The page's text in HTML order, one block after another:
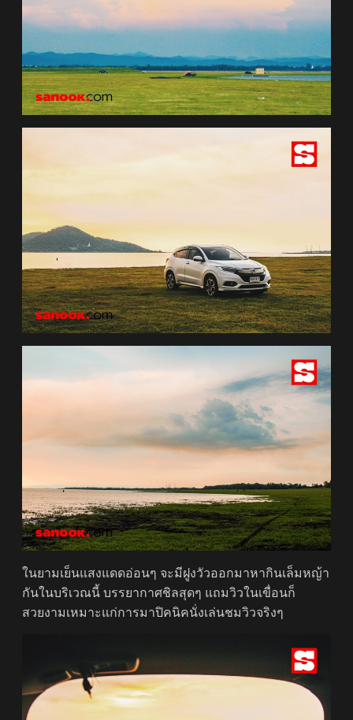
ในยามเย็นแสงแดดอ่อนๆ จะมีฝูงวัวออกมาหากินเล็มหญ้า
กันในบริเวณนี้ บรรยากาศชิลสุดๆ แถมวิวในเขื่อนก็
สวยงามเหมาะแก่การมาปิคนิคนั่งเล่นชมวิวจริงๆ